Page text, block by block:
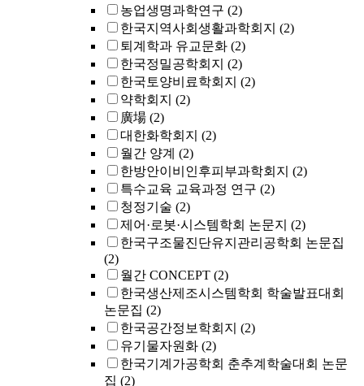
농업생명과학연구 (2)
한국지역사회생활과학회지 (2)
퇴계학과 유교문화 (2)
한국정밀공학회지 (2)
한국토양비료학회지 (2)
약학회지 (2)
廣場 (2)
대한화학회지 (2)
월간 양계 (2)
한방안이비인후피부과학회지 (2)
특수교육 교육과정 연구 (2)
청정기술 (2)
제어·로봇·시스템학회 논문지 (2)
한국구조물진단유지관리공학회 논문집
(2)
월간 CONCEPT (2)
한국생산제조시스템학회 학술발표대회
논문집 (2)
한국공간정보학회지 (2)
유기물자원화 (2)
한국기계가공학회 춘추계학술대회 논문
집 (2)